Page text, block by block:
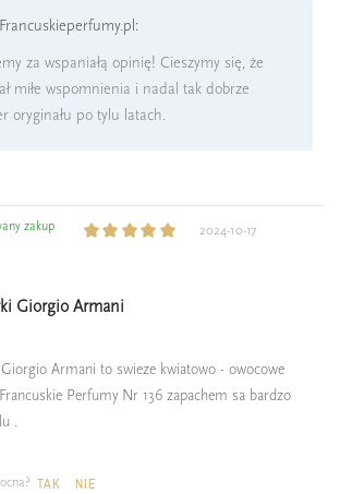
za wspaniałą opinię! Cieszymy się, że
miłe wspomnienia i nadal tak dobrze
oryginału po tylu latach.
zakup 2024-10-17
Giorgio Armani
Armani to swieze kwiatowo - owocowe
Perfumy Nr 136 zapachem sa bardzo
.
TAK NIE